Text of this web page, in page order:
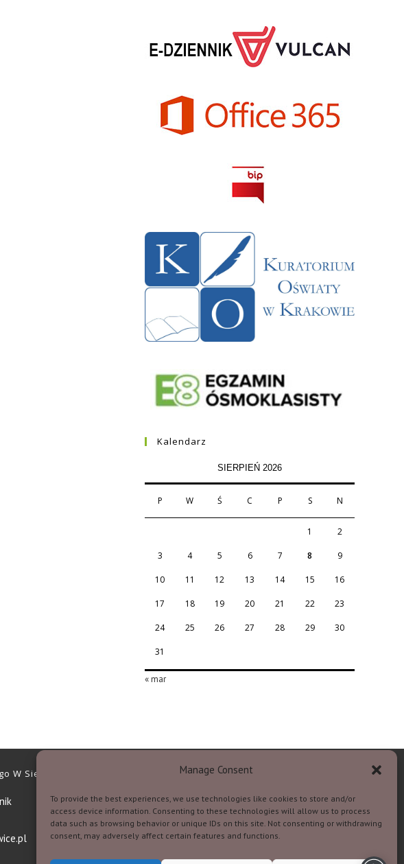
Manage Consent
To provide the best experiences, we use technologies like cookies to store and/or
access device information. Consenting to these technologies will allow us to process
data such as browsing behavior or unique IDs on this site. Not consenting or withdrawing
consent, may adversely affect certain features and functions.
Kalendarz
SIERPIEŃ 2026
P W Ś C P S N
1 2
3 4 5 6 7 8 9
10 11 12 13 14 15 16
17 18 19 20 21 22 23
24 25 26 27 28 29 30
31
« mar
W Siekierczynie